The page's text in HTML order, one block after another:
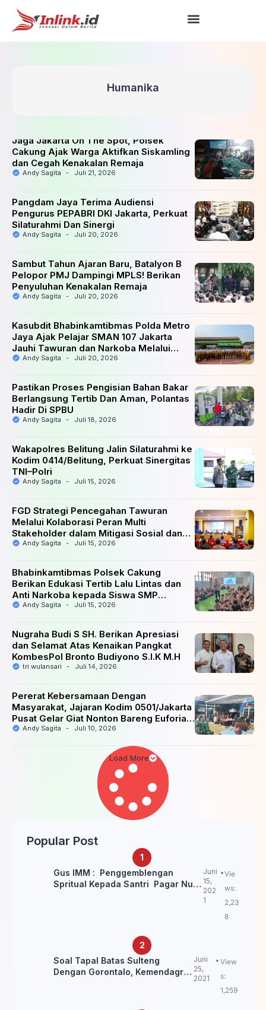
Humanika
Jaga Jakarta On The Spot, Polsek
Cakung Ajak Warga Aktifkan Siskamling
dan Cegah Kenakalan Remaja
Andy Sagita - Juli 21, 2026
Pangdam Jaya Terima Audiensi
Pengurus PEPABRI DKI Jakarta, Perkuat
Silaturahmi Dan Sinergi
Andy Sagita - Juli 20, 2026
Sambut Tahun Ajaran Baru, Batalyon B
Pelopor PMJ Dampingi MPLS! Berikan
Penyuluhan Kenakalan Remaja
Andy Sagita - Juli 20, 2026
Kasubdit Bhabinkamtibmas Polda Metro
Jaya Ajak Pelajar SMAN 107 Jakarta
Jauhi Tawuran dan Narkoba Melalui
Upacara Bendera
Andy Sagita - Juli 20, 2026
Pastikan Proses Pengisian Bahan Bakar
Berlangsung Tertib Dan Aman, Polantas
Hadir Di SPBU
Andy Sagita - Juli 18, 2026
Wakapolres Belitung Jalin Silaturahmi ke
Kodim 0414/Belitung, Perkuat Sinergitas
TNI–Polri
Andy Sagita - Juli 15, 2026
FGD Strategi Pencegahan Tawuran
Melalui Kolaborasi Peran Multi
Stakeholder dalam Mitigasi Sosial dan
Konflik Digital Tahun 2026
Andy Sagita - Juli 15, 2026
Bhabinkamtibmas Polsek Cakung
Berikan Edukasi Tertib Lalu Lintas dan
Anti Narkoba kepada Siswa SMP
Diponegoro 2 Saat MPLS
Andy Sagita - Juli 15, 2026
Nugraha Budi S SH. Berikan Apresiasi
dan Selamat Atas Kenaikan Pangkat
KombesPol Bronto Budiyono S.I.K M.H
tri wulansari - Juli 14, 2026
Pererat Kebersamaan Dengan
Masyarakat, Jajaran Kodim 0501/Jakarta
Pusat Gelar Giat Nonton Bareng Euforia
Perempat Final Piala Dunia 2026
Andy Sagita - Juli 10, 2026
Load More
Popular Post
Gus IMM : Penggemblengan
Spritual Kepada Santri Pagar Nusa
Juni
15,
202
1
Vie
ws:
2,23
8
Soal Tapal Batas Sulteng
Dengan Gorontalo, Kemendagri:
Juni
25,
2021
View
s:
1,259